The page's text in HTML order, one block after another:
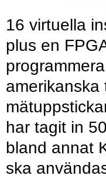
16 virtuella
plus en
amerikanska
har tagit in
bland annat
ska